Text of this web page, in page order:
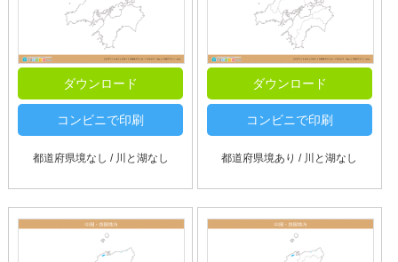
ダウンロード
コンビニで印刷
都道府県境なし / 川と湖なし
ダウンロード
コンビニで印刷
都道府県境あり / 川と湖なし